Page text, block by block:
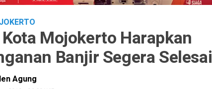
Kota Mojokerto Harapkan
Banjir Segera Selesai
Agung